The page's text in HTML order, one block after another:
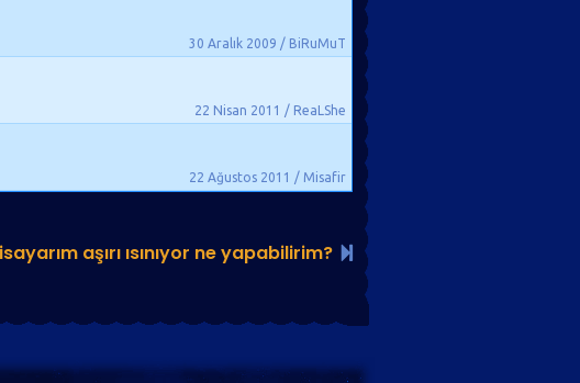
30 Aralık 2009 / BiRuMuT
22 Nisan 2011 / ReaLShe
22 Ağustos 2011 / Misafir
aşırı ısınıyor ne yapabilirim?